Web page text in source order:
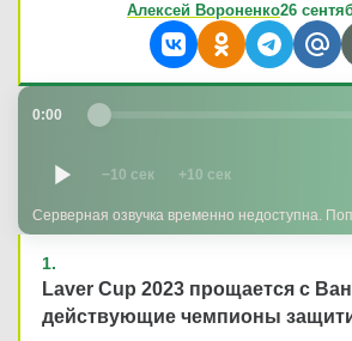
Алексей Вороненко26
0:00
−10 сек +10 сек
Серверная озвучка временно недоступна.
Laver Cup 2023 прощается с
действующие чемпионы